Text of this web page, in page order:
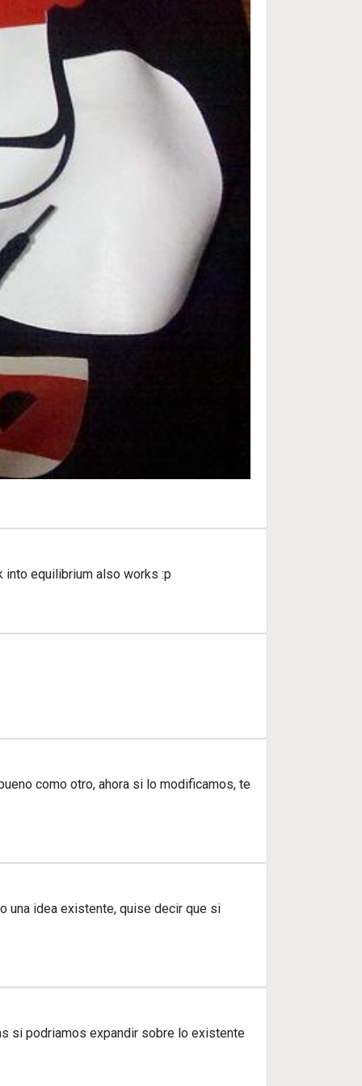
equilibrium also works :p
como otro, ahora si lo modificamos, te
una idea existente, quise decir que si
si podriamos expandir sobre lo existente